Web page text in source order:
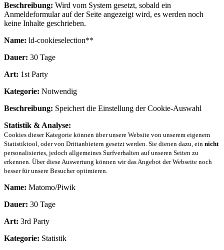
Beschreibung: Wird vom System gesetzt, sobald ein
Anmeldeformular auf der Seite angezeigt wird, es werden noch
keine Inhalte geschrieben.
Name: ld-cookieselection**
Dauer: 30 Tage
Art: 1st Party
Kategorie: Notwendig
Beschreibung: Speichert die Einstellung der Cookie-Auswahl
Statistik & Analyse:
Cookies dieser Kategorie können über unsere Website von unserem eigenem
Statistiktool, oder von Drittanbietern gesetzt werden. Sie dienen dazu, ein nicht
personalisiertes, jedoch allgemeines Surfverhalten auf unseren Seiten zu
erkennen. Über diese Auswertung können wir das Angebot der Webseite noch
besser für unsere Besucher optimieren.
Name: Matomo/Piwik
Dauer: 30 Tage
Art: 3rd Party
Kategorie: Statistik